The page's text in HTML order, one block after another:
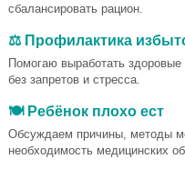
сбалансировать рацион.
⚖️ Профилактика
Помогаю выработать
без запретов и стресса.
🍽️ Ребёнок плохо ест
Обсуждаем причины, методы
необходимость медицинских